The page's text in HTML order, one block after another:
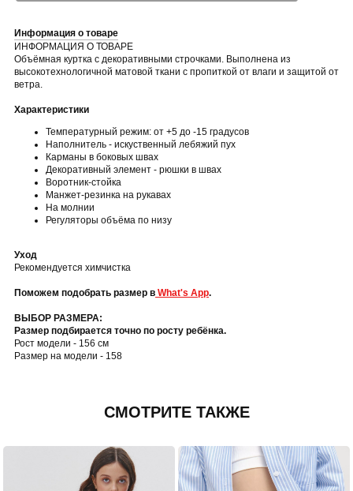
Информация о товаре
ИНФОРМАЦИЯ О ТОВАРЕ
Объёмная куртка с декоративными строчками. Выполнена из
высокотехнологичной матовой ткани с пропиткой от влаги и защитой от
ветра.
Характеристики
Температурный режим: от +5 до -15 градусов
Наполнитель - искуственный лебяжий пух
Карманы в боковых швах
Декоративный элемент - рюшки в швах
Воротник-стойка
Манжет-резинка на рукавах
На молнии
Регуляторы объёма по низу
Уход
Рекомендуется химчистка
Поможем подобрать размер в What's App.
ВЫБОР РАЗМЕРА:
Размер подбирается точно по росту ребёнка.
Рост модели - 156 см
Размер на модели - 158
СМОТРИТЕ ТАКЖЕ